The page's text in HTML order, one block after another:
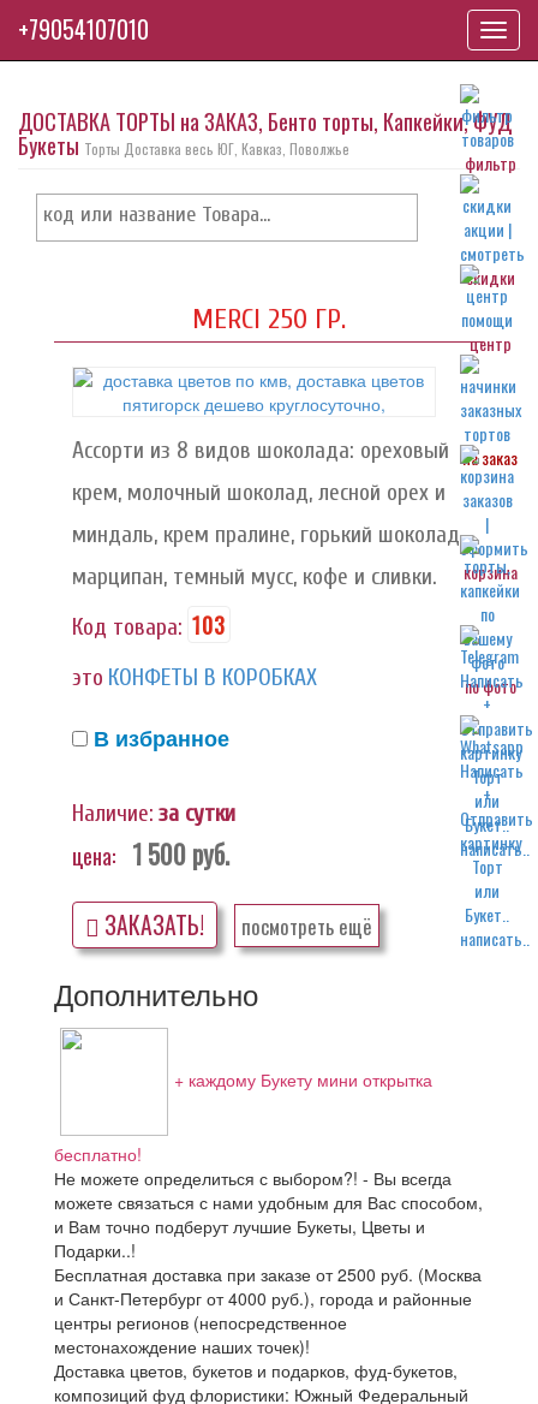
фильтр
скидки
центр
на заказ
корзина
по фото
написать..
написать..
ДОСТАВКА ТОРТЫ на ЗАКАЗ, Бенто торты, Капкейки, ФУД
Букеты Торты Доставка весь ЮГ, Кавказ, Поволжье
MERCI 250 ГР.
Ассорти из 8 видов шоколада: ореховый
крем, молочный шоколад, лесной орех и
миндаль, крем пралине, горький шоколад,
марципан, темный мусс, кофе и сливки.
Код товара: 103
это КОНФЕТЫ В КОРОБКАХ
В избранное
Наличие: за сутки
цена: 1 500руб.
ЗАКАЗАТЬ! посмотреть ещё
Дополнительно
+ каждому Букету мини открытка
бесплатно!
Не можете определиться с выбором?! - Вы всегда
можете связаться с нами удобным для Вас способом,
и Вам точно подберут лучшие Букеты, Цветы и
Подарки..!
Бесплатная доставка при заказе от 2500 руб. (Москва
и Санкт-Петербург от 4000 руб.), города и районные
центры регионов (непосредственное
местонахождение наших точек)!
Доставка цветов, букетов и подарков, фуд-букетов,
композиций фуд флористики: Южный Федеральный
+79054107010